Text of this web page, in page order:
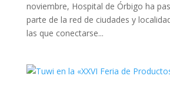
noviembre, Hospital de Órbigo ha
parte de la red de ciudades y
las que conectarse...